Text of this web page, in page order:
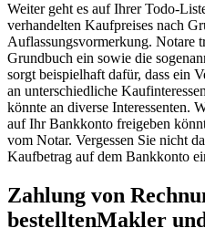
Weiter geht es auf Ihrer Todo-
verhandelten Kaufpreises nach
Auflassungsvormerkung. Notare
Grundbuch ein sowie die
sorgt beispielhaft dafür, dass ein
an unterschiedliche
könnte an diverse Interessenten.
auf Ihr Bankkonto freigeben
vom Notar. Vergessen Sie nicht
Kaufbetrag auf dem Bankkonto
Zahlung von
bestelltenMakler